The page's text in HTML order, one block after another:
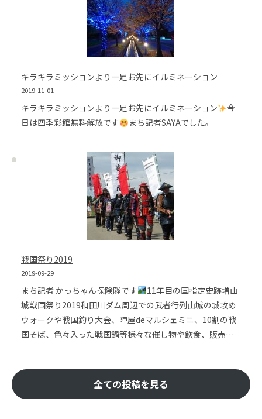
キラキラミッションより一足お先にイルミネーション
2019-11-01
キラキラミッションより一足お先にイルミネーション
今
日は四季彩館無料解放です
まち記者SAYAでした。
戦国祭り2019
2019-09-29
まち記者 かっちゃん探険隊です
11年目の国指定史跡増山
城戦国祭り2019和田川ダム周辺での武者行列山城の城攻め
ウォークや戦国釣り大会、陣屋deマルシェミニ、10割の戦
国そば、色々入った戦国鍋等様々な催し物や飲食、販売…
全ての投稿を見る